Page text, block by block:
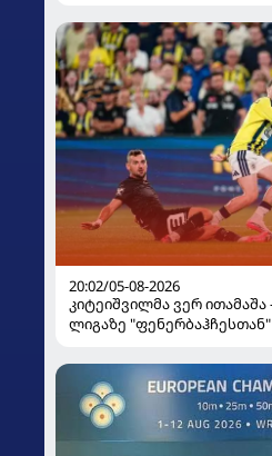
20:02/05-08-2026
კიტეიშვილმა ვერ
ლიგაზე